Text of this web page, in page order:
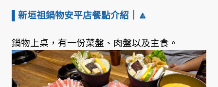
▌新垣祖鍋物安平店餐點介紹 ｜🔼
鍋物上桌，有一份菜盤、肉盤以及主食。